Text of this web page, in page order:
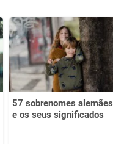
57 sobrenomes alemães
e os seus significados